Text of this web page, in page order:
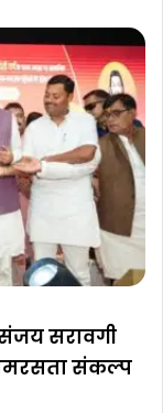
संजय सरावगी
संकल्प